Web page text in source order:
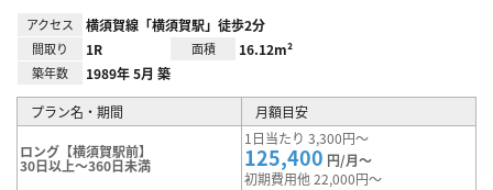
アクセス 横須賀線「横須賀駅」徒歩2分
間取り 1R 面積 16.12m²
築年数 1989年 5月 築
プラン名・期間 月額目安
ロング【横須賀駅前】
30日以上～360日未満
1日当たり 3,300円～
125,400 円/月～
初期費用他 22,000円～